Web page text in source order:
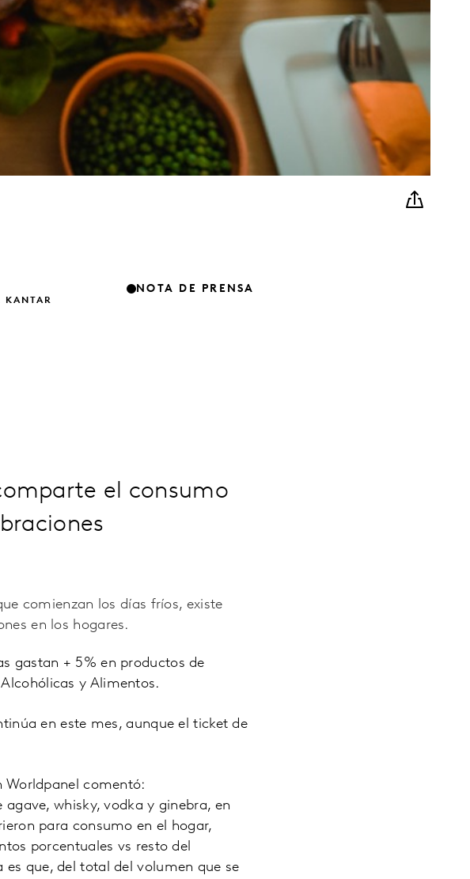
KANTAR
NOTA DE PRENSA
el consumo
comienzan los días fríos, existe
en los hogares.
gastan + 5% en productos de
y Alimentos.
en este mes, aunque el ticket de
comentó:
whisky, vodka y ginebra, en
para consumo en el hogar,
porcentuales vs resto del
que, del total del volumen que se